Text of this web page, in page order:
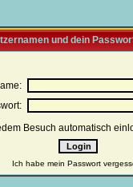
und dein
Besuch automatisch
Ich habe mein Passwort